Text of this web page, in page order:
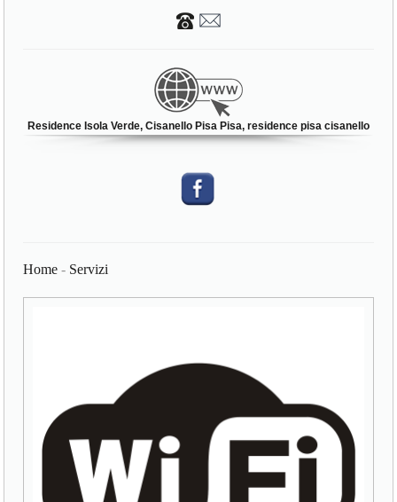
Residence Isola Verde, Cisanello Pisa Pisa, residence pisa cisanello
Home - Servizi